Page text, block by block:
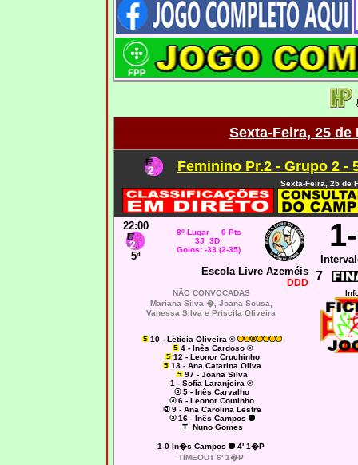
Sexta-Feira, 25 de
Feminino Pr.2 - Grupo 2 -
Sexta-Feira, 25 de
22:00
5ª
8º Lugar 0 Pts
3J 3D
Golos: -33 (2-35)
Escola Livre Azeméis
DDD 7
NÃO CONVOCADAS
Mariana Silva �, Joana Sousa,
Vanessa Silva e Priscila Oliveira
10 - Letícia Oliveira ®
4 - Inês Cardoso ©
12 - Leonor Cruchinho
13 - Ana Catarina Oliva
97 - Joana Silva
1 - Sofia Laranjeira ®
5 - Inês Carvalho
6 - Leonor Coutinho
9 - Ana Carolina Lestre
16 - Inês Campos
Nuno Gomes
1-0 In�s Campos
4' 1�P
TIMEOUT 6' 1�P